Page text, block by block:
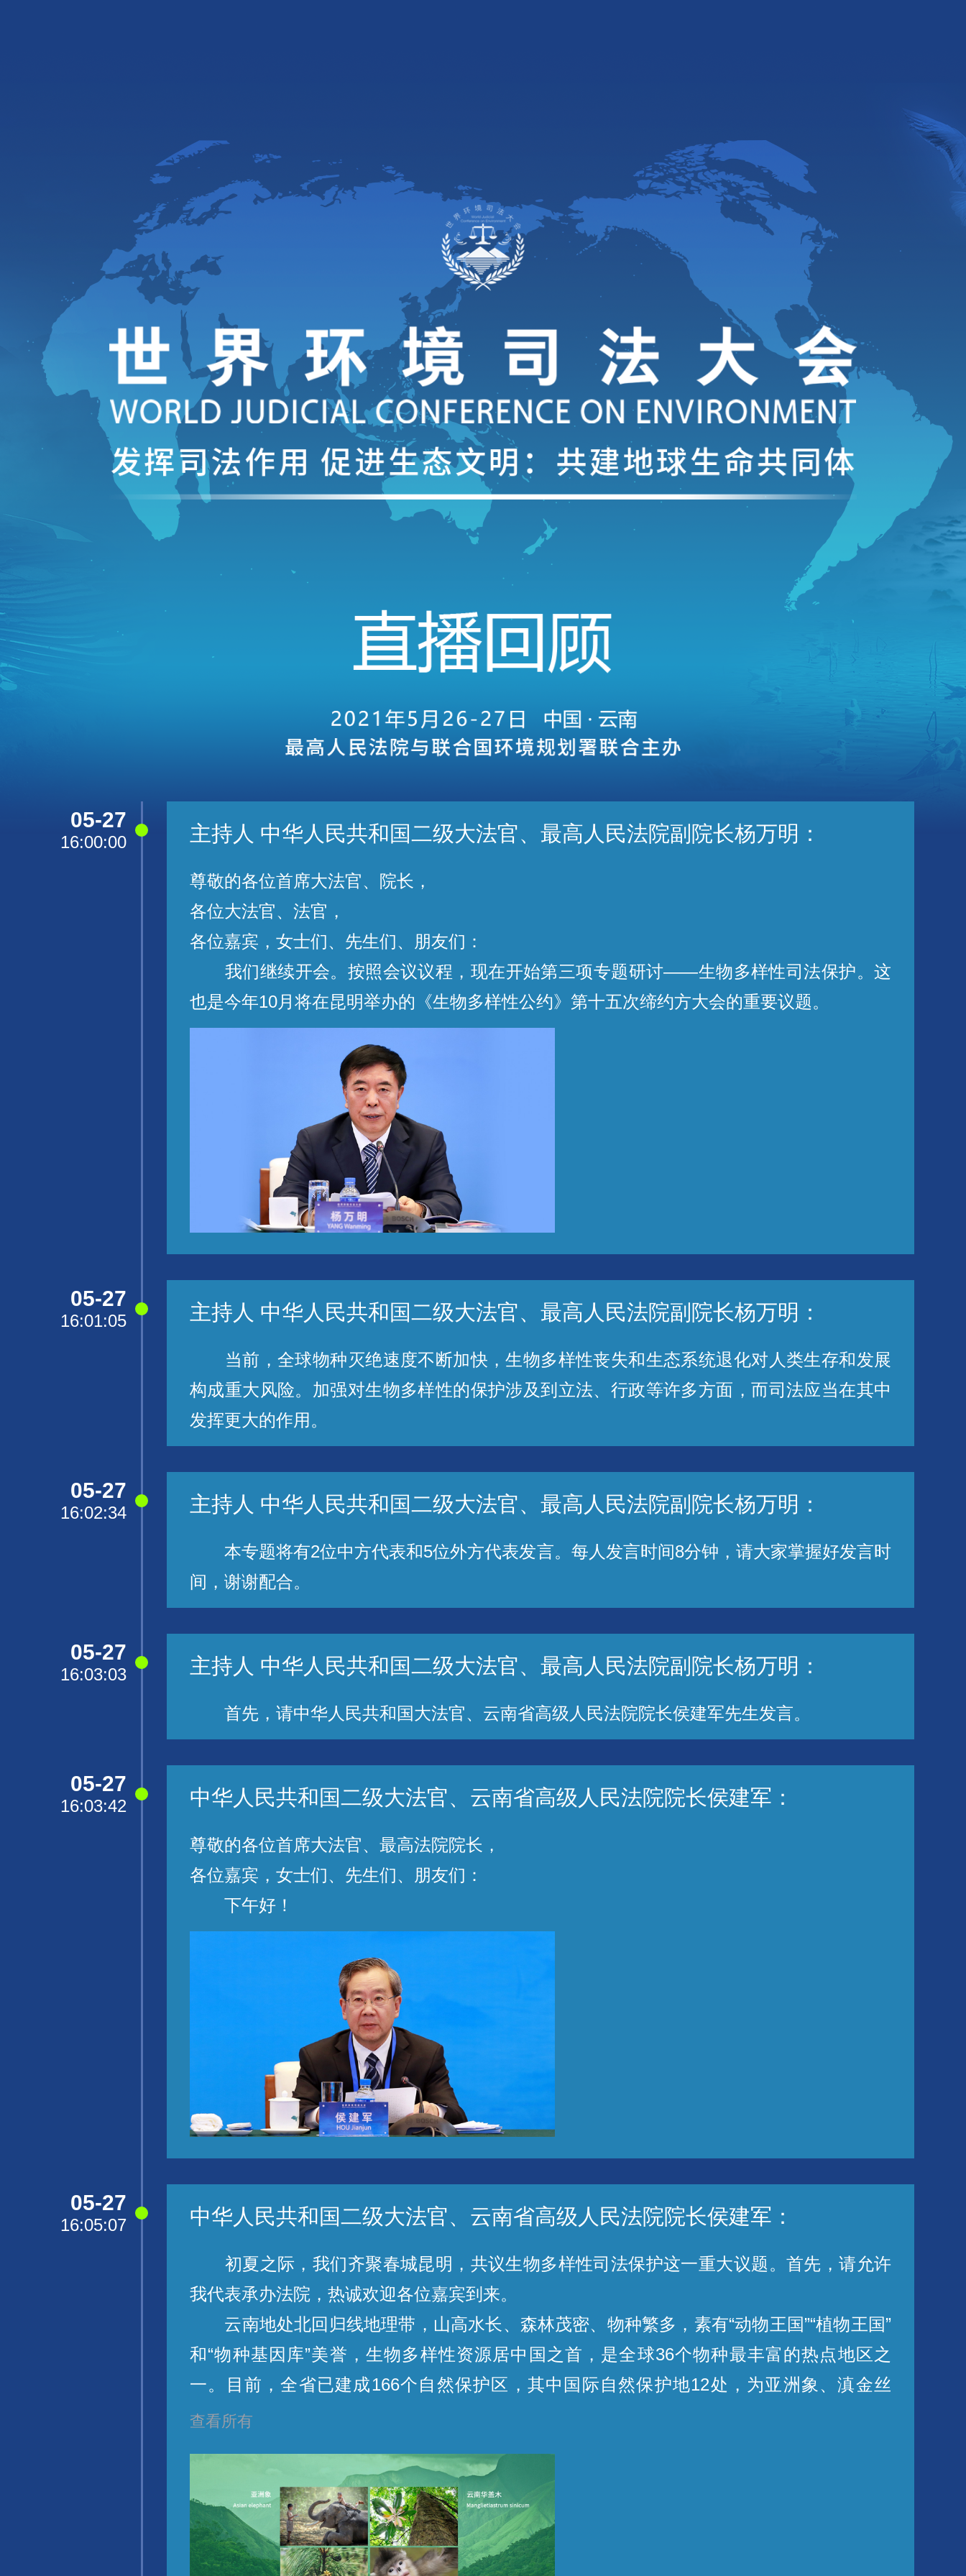
05-27
16:00:00 主持人 中华人民共和国二级大法官、最高人民法院副院长杨万明：
尊敬的各位首席大法官、院长，
各位大法官、法官，
各位嘉宾，女士们、先生们、朋友们：
我们继续开会。按照会议议程，现在开始第三项专题研讨——生物多样性司法保护。这
也是今年10月将在昆明举办的《生物多样性公约》第十五次缔约方大会的重要议题。
05-27
16:01:05 主持人 中华人民共和国二级大法官、最高人民法院副院长杨万明：
当前，全球物种灭绝速度不断加快，生物多样性丧失和生态系统退化对人类生存和发展
构成重大风险。加强对生物多样性的保护涉及到立法、行政等许多方面，而司法应当在其中
发挥更大的作用。
05-27
16:02:34 主持人 中华人民共和国二级大法官、最高人民法院副院长杨万明：
本专题将有2位中方代表和5位外方代表发言。每人发言时间8分钟，请大家掌握好发言时
间，谢谢配合。
05-27
16:03:03 主持人 中华人民共和国二级大法官、最高人民法院副院长杨万明：
首先，请中华人民共和国大法官、云南省高级人民法院院长侯建军先生发言。
05-27
16:03:42 中华人民共和国二级大法官、云南省高级人民法院院长侯建军：
尊敬的各位首席大法官、最高法院院长，
各位嘉宾，女士们、先生们、朋友们：
下午好！
05-27
16:05:07 中华人民共和国二级大法官、云南省高级人民法院院长侯建军：
初夏之际，我们齐聚春城昆明，共议生物多样性司法保护这一重大议题。首先，请允许
我代表承办法院，热诚欢迎各位嘉宾到来。
云南地处北回归线地理带，山高水长、森林茂密、物种繁多，素有“动物王国”“植物王国”
和“物种基因库”美誉，生物多样性资源居中国之首，是全球36个物种最丰富的热点地区之
一。目前，全省已建成166个自然保护区，其中国际自然保护地12处，为亚洲象、滇金丝
猴、云南华盖木、巧家五针松等濒危物种提供庇护。
贯彻落实“两山”理念，2018年以来共审理各类环境资源案件10725件，其中涉濒危物种案件
2811件，用最严格制度最严密法治保护濒危物种。
查看所有